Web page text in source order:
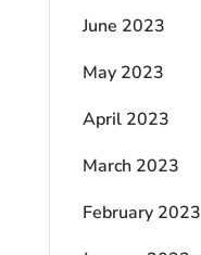
June 2023
May 2023
April 2023
March 2023
February 2023